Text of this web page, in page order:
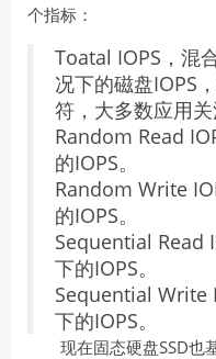
个指标：
Toatal IOPS，混
况下的磁盘IOPS
符，大多数应用关
Random Read
的IOPS。
Random Write
的IOPS。
Sequential Read
下的IOPS。
Sequential Write
下的IOPS。
现在固态硬盘SSD也